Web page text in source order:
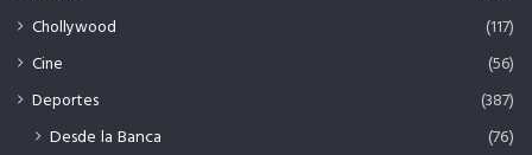
Chollywood
(117)
Cine
(56)
Deportes
(387)
Desde la Banca (76)